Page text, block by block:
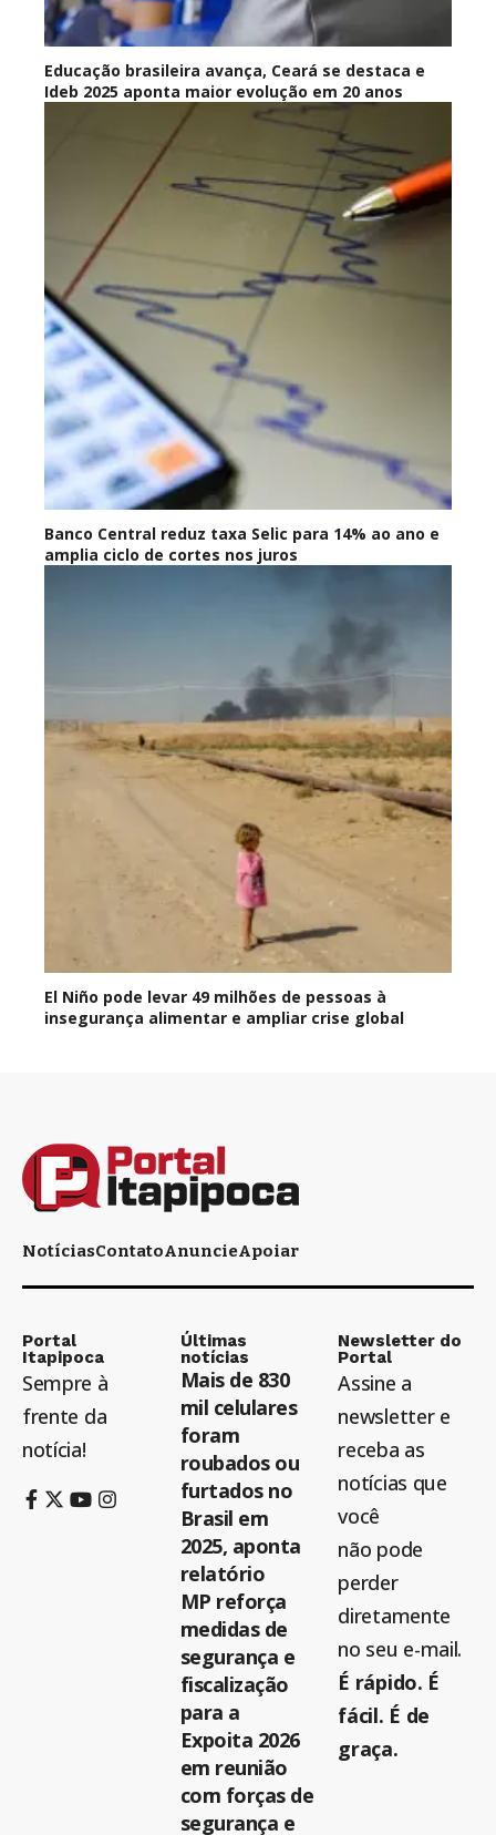
Educação brasileira avança, Ceará se destaca e
Ideb 2025 aponta maior evolução em 20 anos
Banco Central reduz taxa Selic para 14% ao ano e
amplia ciclo de cortes nos juros
El Niño pode levar 49 milhões de pessoas à
insegurança alimentar e ampliar crise global
NotíciasContatoAnuncieApoiar
Portal
Itapipoca
Sempre à
frente da
notícia!
Últimas
notícias
Mais de 830
mil celulares
foram
roubados ou
furtados no
Brasil em
2025, aponta
relatório
MP reforça
medidas de
segurança e
fiscalização
para a
Expoita 2026
em reunião
com forças de
segurança e
Newsletter do
Portal
Assine a
newsletter e
receba as
notícias que
você
não pode
perder
diretamente
no seu e-mail.
É rápido. É
fácil. É de
graça.